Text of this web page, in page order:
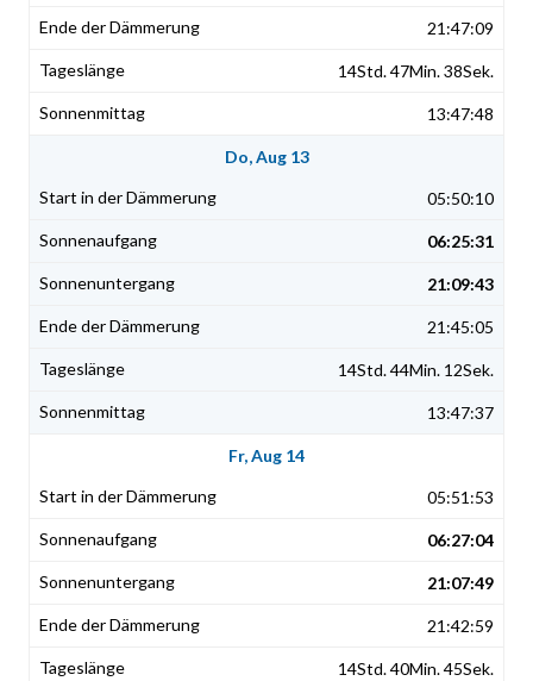
21:47:09
14Std. 47Min. 38Sek.
13:47:48
Do, Aug 13
05:50:10
06:25:31
21:09:43
21:45:05
14Std. 44Min. 12Sek.
13:47:37
Fr, Aug 14
05:51:53
06:27:04
21:07:49
21:42:59
14Std. 40Min. 45Sek.